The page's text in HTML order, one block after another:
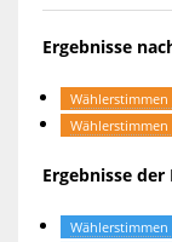
Ergebnisse
Ergebnisse